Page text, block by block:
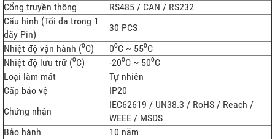
Cổng truyền thông
RS485 / CAN / RS232
Cấu hình (Tối đa trong 1
dãy Pin)
30 PCS
Nhiệt độ vận hành (⁰C)
0⁰C ~ 55⁰C
Nhiệt độ lưu trữ (⁰C)
-20⁰C ~ 50⁰C
Loại làm mát
Tự nhiên
Cấp bảo vệ
IP20
Chứng nhận
IEC62619 / UN38.3 / RoHS / Reach /
WEEE / MSDS
Bảo hành
10 năm